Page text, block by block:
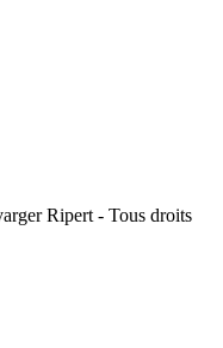
Ripert - Tous droits